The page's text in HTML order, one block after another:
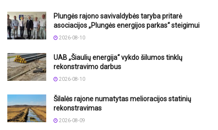
Plungės rajono savivaldybės taryba pritarė
asociacijos „Plungės energijos parkas“ steigimui
2026-08-10
UAB „Šiaulių energija“ vykdo šilumos tinklų
rekonstravimo darbus
2026-08-10
Šilalės rajone numatytas melioracijos statinių
rekonstravimas
2026-08-09